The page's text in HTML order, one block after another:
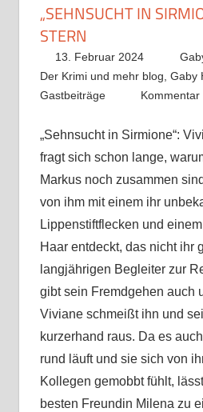
„SEHNSUCHT IN
STERN
13. Februar 2024
Der Krimi und mehr blog, Gaby
Gastbeiträge
Kommentar
„Sehnsucht in Sirmione“:
fragt sich schon lange,
Markus noch zusammen
von ihm mit einem ihr
Lippenstiftflecken und
Haar entdeckt, das nicht ihr
langjährigen Begleiter zur
gibt sein Fremdgehen auch
Viviane schmeißt ihn und
kurzerhand raus. Da es
rund läuft und sie sich von
Kollegen gemobbt fühlt,
besten Freundin Milena zu